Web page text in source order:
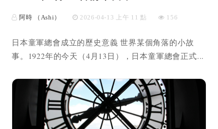
阿時 （Ashi） 2026-04-13 上午 11 點 156
日本童軍總會成立的歷史意義 世界某個角落的小故
事。1922年的今天（4月13日），日本童軍總會正式...